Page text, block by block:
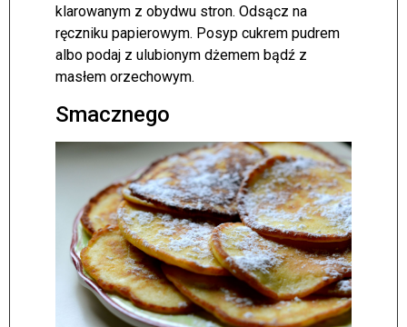
klarowanym z obydwu stron. Odsącz na
ręczniku papierowym. Posyp cukrem pudrem
albo podaj z ulubionym dżemem bądź z
masłem orzechowym.
Smacznego